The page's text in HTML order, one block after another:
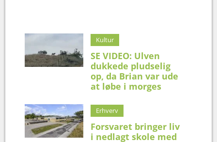
Kultur
SE VIDEO: Ulven
dukkede pludselig
op, da Brian var ude
at løbe i morges
Erhverv
Forsvaret bringer liv
i nedlagt skole med